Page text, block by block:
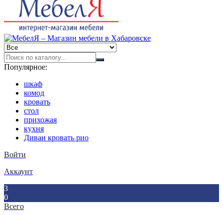
Популярное:
шкаф
комод
кровать
стол
прихожая
кухня
Диван кровать рио
Войти
Аккаунт
3
0
Всего